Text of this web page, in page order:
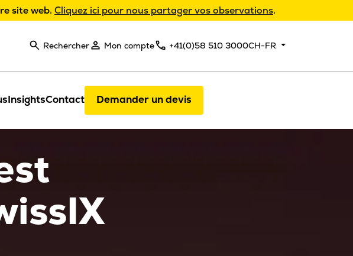
site web. Cliquez ici pour nous partager vos observations.
Rechercher Mon compte +41(0)58 510 3000CH-FR
InsightsContact Demander un devis